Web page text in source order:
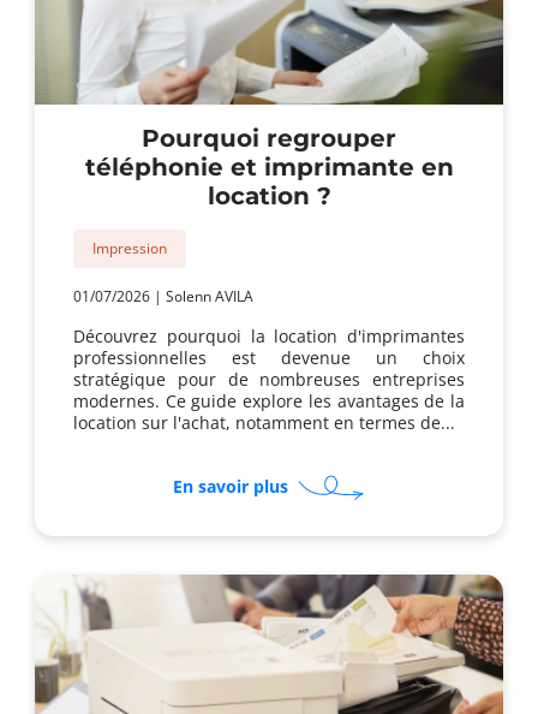
Pourquoi regrouper
téléphonie et imprimante en
location ?
Impression
01/07/2026 | Solenn AVILA
Découvrez pourquoi la location d'imprimantes
professionnelles est devenue un choix
stratégique pour de nombreuses entreprises
modernes. Ce guide explore les avantages de la
location sur l'achat, notamment en termes de...
En savoir plussur
Pourquoi
et
imprimante
en
location